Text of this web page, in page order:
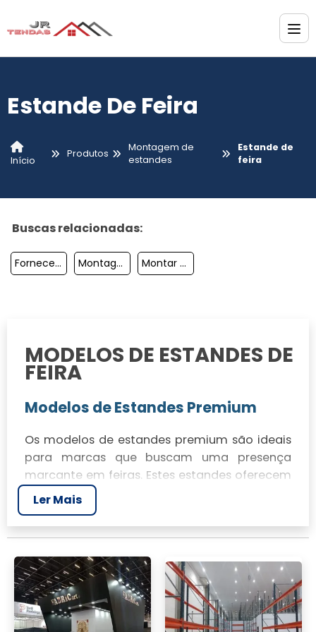
Estande De Feira
Início
Produtos
Montagem de
estandes
Estande de
feira
Buscas relacionadas:
Fornecedores De Stand Para Exposições Montagem De Stands Sp Montar Um Stand
MODELOS DE ESTANDES DE
FEIRA
Modelos de Estandes Premium
Os modelos de estandes premium são ideais
para marcas que buscam uma presença
marcante em feiras. Estes estandes oferecem
designs sofisticados e materiais de alta
qualidade, garantindo um impacto visual
impressionante.
Modelos de Estandes Básico
Os estandes básicos são perfeitos para
empresas que desejam uma solução
econômica sem comprometer a
Ler Mais